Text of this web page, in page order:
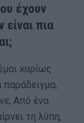
έχουν
πια
κυρίως
παράδειγμα,
Από ένα
τη λύπη,